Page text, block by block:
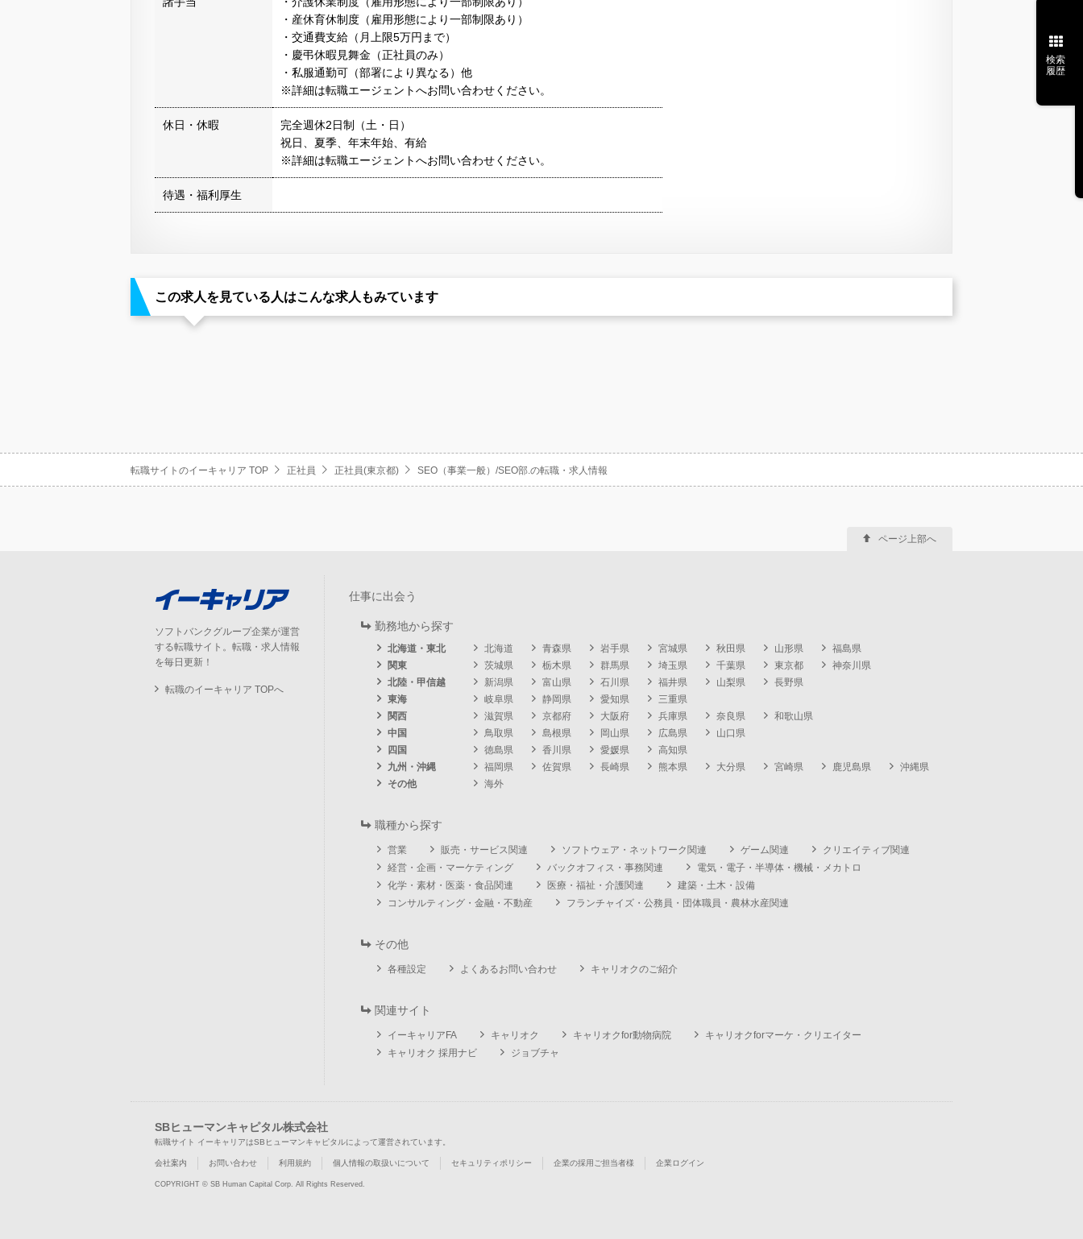
・産休育休制度（雇用形態により一部制限あり）
・交通費支給（月上限5万円まで）
・慶弔休暇見舞金（正社員のみ）
・私服通勤可（部署により異なる）他
※詳細は転職エージェントへお問い合わせください。
休日・休暇
完全週休2日制（土・日）
祝日、夏季、年末年始、有給
※詳細は転職エージェントへお問い合わせください。
待遇・福利厚生
この求人を見ている人はこんな求人もみています
転職サイトのイーキャリア TOP 正社員 正社員(東京都) SEO（事業一般）/SEO部.の転職・求人情報
検索
履歴
ソフトバンクグループ企業が運営
する転職サイト。転職・求人情報
を毎日更新！
転職のイーキャリア TOPへ
仕事に出会う
勤務地から探す
北海道・東北 北海道 青森県 岩手県 宮城県 秋田県 山形県
福島県
関東
茨城県 栃木県 群馬県 埼玉県 千葉県 東京都
神奈川県
北陸・甲信越
新潟県 富山県 石川県 福井県 山梨県
長野県
東海
岐阜県 静岡県 愛知県
三重県
関西
滋賀県 京都府 大阪府 兵庫県 奈良県
和歌山県
中国
鳥取県 島根県 岡山県 広島県
山口県
四国
徳島県 香川県 愛媛県
高知県
九州・沖縄
福岡県 佐賀県 長崎県 熊本県 大分県 宮崎県 鹿児島県
沖縄県
その他
海外
職種から探す
営業 販売・サービス関連 ソフトウェア・ネットワーク関連 ゲーム関連
クリエイティブ関連
経営・企画・マーケティング
バックオフィス・事務関連
電気・電子・半導体・機械・メカトロ
化学・素材・医薬・食品関連
医療・福祉・介護関連
建築・土木・設備
コンサルティング・金融・不動産
フランチャイズ・公務員・団体職員・農林水産関連
その他
各種設定 よくあるお問い合わせ キャリオクのご紹介
関連サイト
イーキャリアFA キャリオク キャリオクfor動物病院
キャリオクforマーケ・クリエイター
キャリオク 採用ナビ
ジョブチャ
SBヒューマンキャピタル株式会社
転職サイト イーキャリアはSBヒューマンキャピタルによって運営されています。
会社案内 お問い合わせ 利用規約 個人情報の取扱いについて セキュリティポリシー 企業の採用ご担当者様 企業ログイン
COPYRIGHT © SB Human Capital Corp. All Rights Reserved.
ページ上部へ